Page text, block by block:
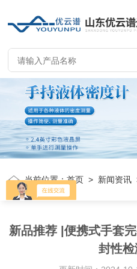
当前位置：首页 > 新闻资讯
新品推荐 |便携式手套
封性